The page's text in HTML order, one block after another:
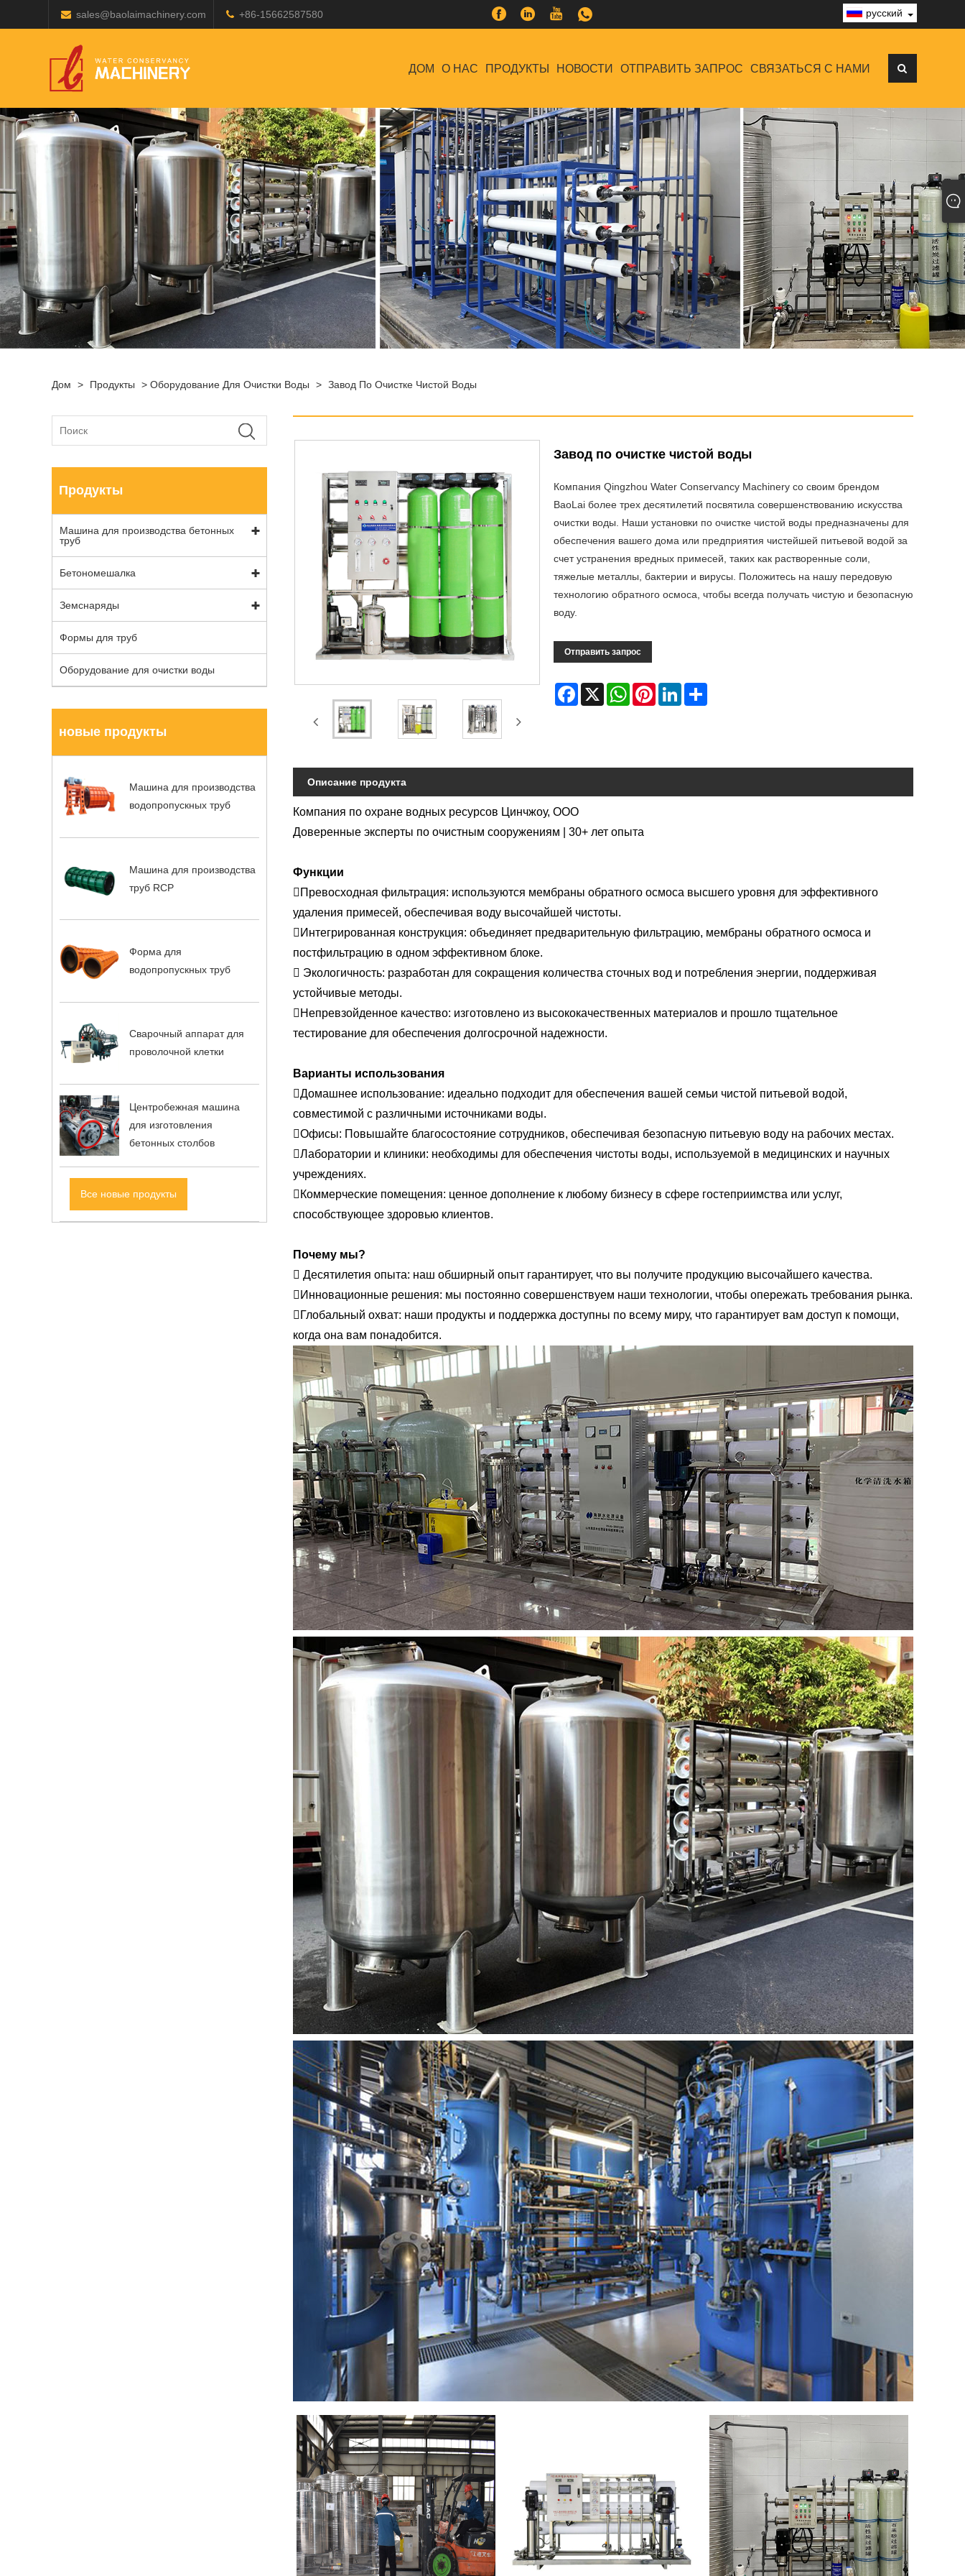
sales@baolaimachinery.com +86-15662587580 русский
ДОМ О НАС ПРОДУКТЫ НОВОСТИ ОТПРАВИТЬ ЗАПРОС СВЯЗАТЬСЯ С НАМИ
Дом > Продукты > Оборудование Для Очистки Воды > Завод По Очистке Чистой Воды
Продукты
Машина для производства бетонных
труб
Бетономешалка
Земснаряды
Формы для труб
Оборудование для очистки воды
новые продукты
Машина для производства
водопропускных труб
Машина для производства
труб RCP
Форма для
водопропускных труб
Сварочный аппарат для
проволочной клетки
Центробежная машина
для изготовления
бетонных столбов
Все новые продукты
Завод по очистке чистой воды
Компания Qingzhou Water Conservancy Machinery со своим брендом
BaoLai более трех десятилетий посвятила совершенствованию искусства
очистки воды. Наши установки по очистке чистой воды предназначены для
обеспечения вашего дома или предприятия чистейшей питьевой водой за
счет устранения вредных примесей, таких как растворенные соли,
тяжелые металлы, бактерии и вирусы. Положитесь на нашу передовую
технологию обратного осмоса, чтобы всегда получать чистую и безопасную
воду.
Отправить запрос
Facebook
X WhatsAppPinterestLinkedInShare
Описание продукта
Компания по охране водных ресурсов Цинчжоу, ООО
Доверенные эксперты по очистным сооружениям | 30+ лет опыта
Функции
Превосходная фильтрация: используются мембраны обратного осмоса высшего уровня для эффективного
удаления примесей, обеспечивая воду высочайшей чистоты.
Интегрированная конструкция: объединяет предварительную фильтрацию, мембраны обратного осмоса и
постфильтрацию в одном эффективном блоке.
 Экологичность: разработан для сокращения количества сточных вод и потребления энергии, поддерживая
устойчивые методы.
Непревзойденное качество: изготовлено из высококачественных материалов и прошло тщательное
тестирование для обеспечения долгосрочной надежности.
Варианты использования
Домашнее использование: идеально подходит для обеспечения вашей семьи чистой питьевой водой,
совместимой с различными источниками воды.
Офисы: Повышайте благосостояние сотрудников, обеспечивая безопасную питьевую воду на рабочих местах.
Лаборатории и клиники: необходимы для обеспечения чистоты воды, используемой в медицинских и научных
учреждениях.
Коммерческие помещения: ценное дополнение к любому бизнесу в сфере гостеприимства или услуг,
способствующее здоровью клиентов.
Почему мы?
 Десятилетия опыта: наш обширный опыт гарантирует, что вы получите продукцию высочайшего качества.
Инновационные решения: мы постоянно совершенствуем наши технологии, чтобы опережать требования рынка.
Глобальный охват: наши продукты и поддержка доступны по всему миру, что гарантирует вам доступ к помощи,
когда она вам понадобится.